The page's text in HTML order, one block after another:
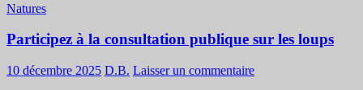
Natures
Participez à la consultation publique sur les loups
10 décembre 2025 D.B. Laisser un commentaire